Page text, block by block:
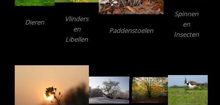
Dieren
Vlinders
en
Libellen
Paddenstoelen
Spinnen
en
Insecten